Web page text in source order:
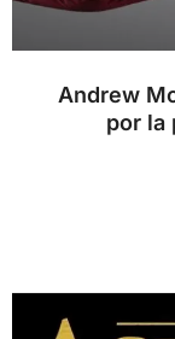
Andrew
por la